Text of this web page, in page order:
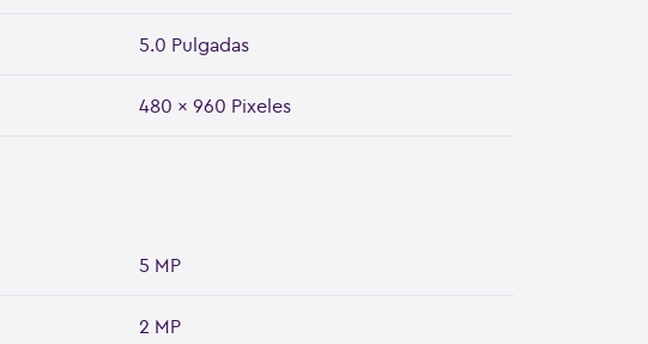
5.0 Pulgadas
480 x 960 Pixeles
5 MP
2 MP